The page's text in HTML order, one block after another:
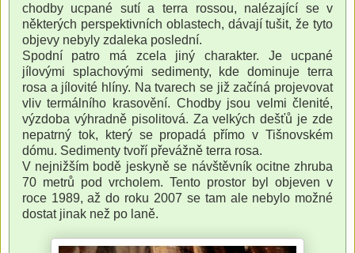
chodby ucpané sutí a terra rossou, nalézající se v
některých perspektivních oblastech, dávají tušit, že tyto
objevy nebyly zdaleka poslední.
Spodní patro má zcela jiný charakter. Je ucpané
jílovými splachovými sedimenty, kde dominuje terra
rosa a jílovité hlíny. Na tvarech se již začíná projevovat
vliv termálního krasovění. Chodby jsou velmi členité,
výzdoba výhradně pisolitová. Za velkých dešťů je zde
nepatrný tok, který se propadá přímo v Tišnovském
dómu. Sedimenty tvoří převážně terra rosa.
V nejnižším bodě jeskyně se návštěvník ocitne zhruba
70 metrů pod vrcholem. Tento prostor byl objeven v
roce 1989, až do roku 2007 se tam ale nebylo možné
dostat jinak než po laně.